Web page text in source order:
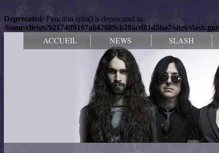
Deprecated: Function split() is deprecated in
/home/clients/92174ff9197a647609cb28acd81d5ba7/sites/
ACCUEIL NEWS SLASH